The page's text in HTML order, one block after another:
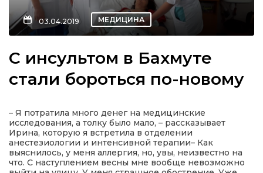
03.04.2019 МЕДИЦИНА
С инсультом в Бахмуте
стали бороться по-новому
– Я потратила много денег на медицинские
исследования, а толку было мало, – рассказывает
Ирина, которую я встретила в отделении
анестезиологии и интенсивной терапии– Как
выяснилось, у меня аллергия, но, увы, неизвестно на
что. С наступлением весны мне вообще невозможно